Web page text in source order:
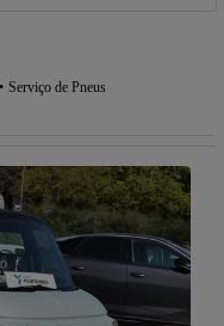
Serviço de Pneus